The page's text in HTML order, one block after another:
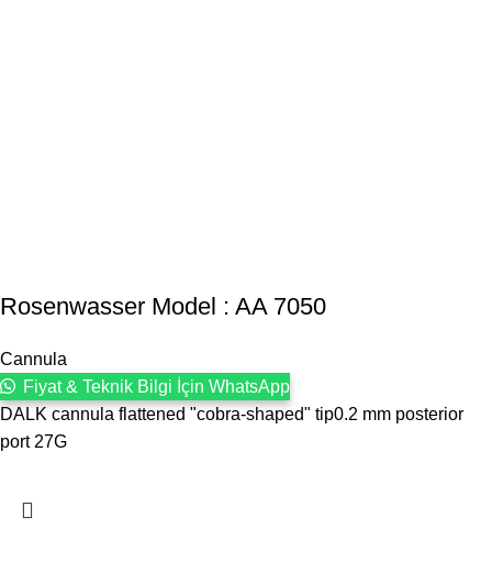
Rosenwasser Model : AA 7050
Cannula
Fiyat & Teknik Bilgi İçin WhatsApp
DALK cannula flattened "cobra-shaped" tip0.2 mm posterior
port 27G